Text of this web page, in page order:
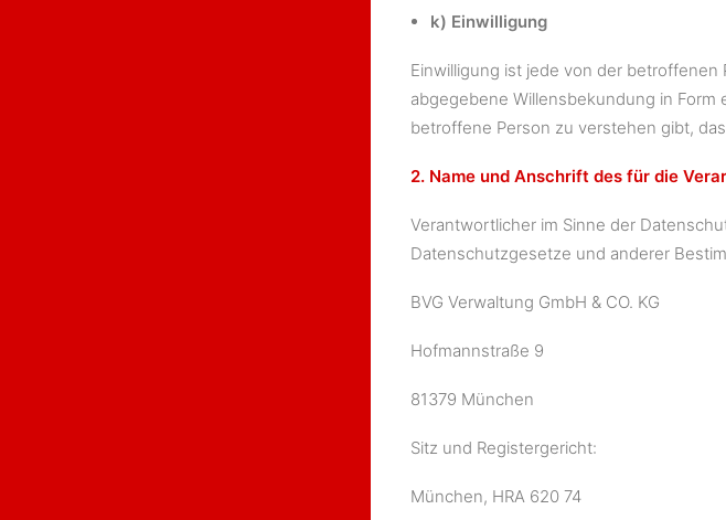
k) Einwilligung
Einwilligung ist jede von der
abgegebene Willensbekundung in
betroffene Person zu verstehen gibt,
2. Name und Anschrift des für die
Verantwortlicher im Sinne der
Datenschutzgesetze und anderer
BVG Verwaltung GmbH & CO. KG
Hofmannstraße 9
81379 München
Sitz und Registergericht:
München, HRA 620 74